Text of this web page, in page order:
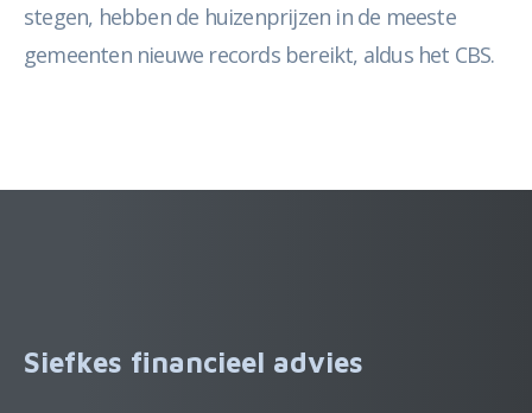
stegen, hebben de huizenprijzen in de meeste
gemeenten nieuwe records bereikt, aldus het CBS.
Siefkes financieel advies